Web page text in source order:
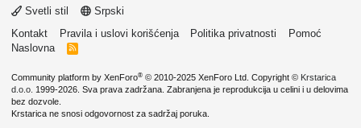
Svetli stil
Srpski
Kontakt
Pravila i uslovi korišćenja Politika privatnosti
Pomoć
Naslovna
R
Community platform by XenForo® © 2010-2025 XenForo Ltd. Copyright © Krstarica
d.o.o. 1999-2026. Sva prava zadržana. Zabranjena je reprodukcija u celini i u delovima
bez dozvole.
Krstarica ne snosi odgovornost za sadržaj poruka.